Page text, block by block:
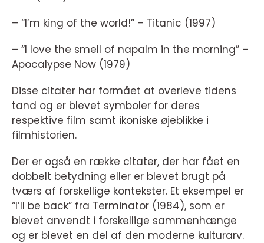
– “I’m king of the world!” – Titanic (1997)
– “I love the smell of napalm in the morning” –
Apocalypse Now (1979)
Disse citater har formået at overleve tidens
tand og er blevet symboler for deres
respektive film samt ikoniske øjeblikke i
filmhistorien.
Der er også en række citater, der har fået en
dobbelt betydning eller er blevet brugt på
tværs af forskellige kontekster. Et eksempel er
“I’ll be back” fra Terminator (1984), som er
blevet anvendt i forskellige sammenhænge
og er blevet en del af den moderne kulturarv.